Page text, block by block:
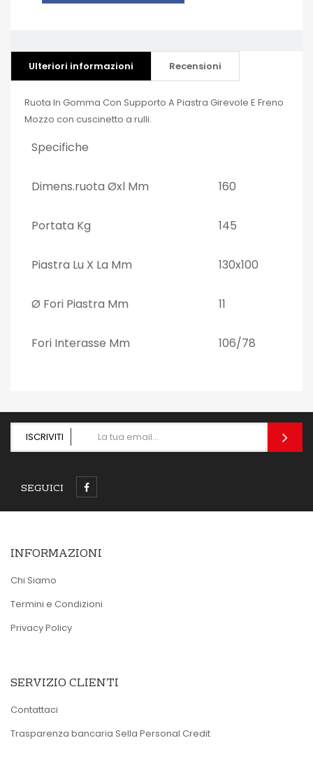
Ulteriori informazioni Recensioni
Ruota In Gomma Con Supporto A Piastra Girevole E Freno
Mozzo con cuscinetto a rulli.
Specifiche
Dimens.ruota Øxl Mm 160
Portata Kg 145
Piastra Lu X La Mm 130x100
Ø Fori Piastra Mm 11
Fori Interasse Mm 106/78
ISCRIVITI
SEGUICI
INFORMAZIONI
Chi Siamo
Termini e Condizioni
Privacy Policy
SERVIZIO CLIENTI
Contattaci
Trasparenza bancaria Sella Personal Credit